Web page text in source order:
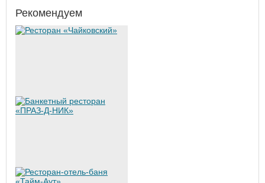
Рекомендуем